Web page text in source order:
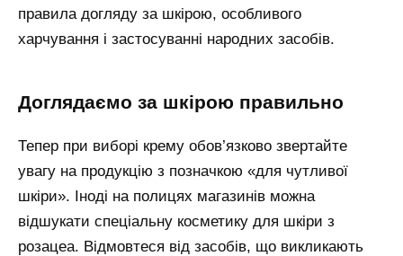
правила догляду за шкірою, особливого
харчування і застосуванні народних засобів.
доглядаємо за шкірою правильно
Тепер при виборі крему обов’язково звертайте
увагу на продукцію з позначкою «для чутливої
шкіри». Іноді на полицях магазинів можна
відшукати спеціальну косметику для шкіри з
розацеа. Відмовтеся від засобів, що викликають